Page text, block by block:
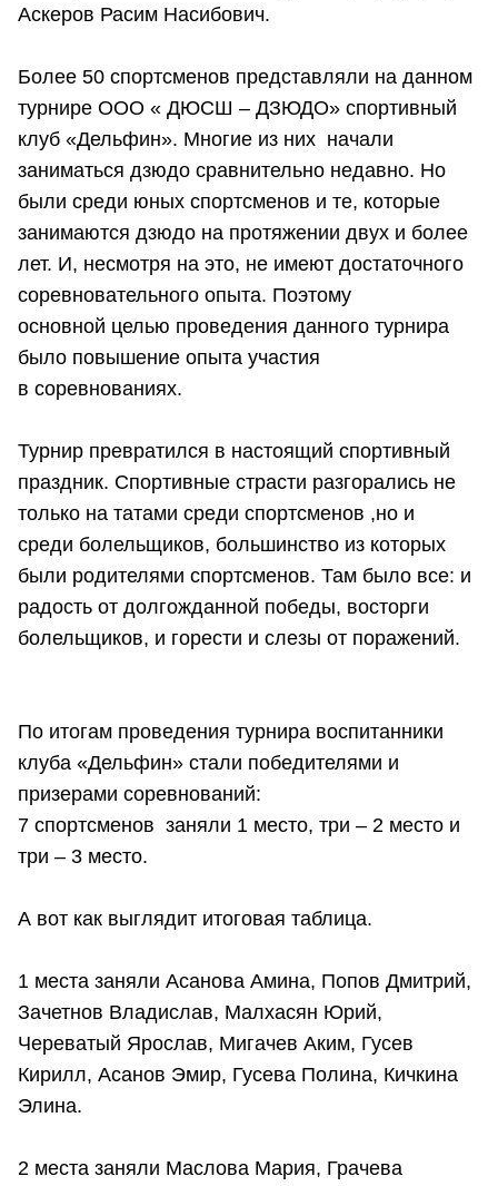
Аскеров Расим Насибович.
Более 50 спортсменов представляли на данном
турнире ООО « ДЮСШ – ДЗЮДО» спортивный
клуб «Дельфин». Многие из них начали
заниматься дзюдо сравнительно недавно. Но
были среди юных спортсменов и те, которые
занимаются дзюдо на протяжении двух и более
лет. И, несмотря на это, не имеют достаточного
соревновательного опыта. Поэтому
основной целью проведения данного турнира
было повышение опыта участия
в соревнованиях.
Турнир превратился в настоящий спортивный
праздник. Спортивные страсти разгорались не
только на татами среди спортсменов ,но и
среди болельщиков, большинство из которых
были родителями спортсменов. Там было все: и
радость от долгожданной победы, восторги
болельщиков, и горести и слезы от поражений.
По итогам проведения турнира воспитанники
клуба «Дельфин» стали победителями и
призерами соревнований:
7 спортсменов заняли 1 место, три – 2 место и
три – 3 место.
А вот как выглядит итоговая таблица.
1 места заняли Асанова Амина, Попов Дмитрий,
Зачетнов Владислав, Малхасян Юрий,
Череватый Ярослав, Мигачев Аким, Гусев
Кирилл, Асанов Эмир, Гусева Полина, Кичкина
Элина.
2 места заняли Маслова Мария, Грачева